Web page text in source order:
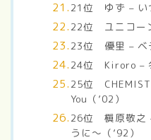
21位 ゆず – い
22位 ユニコー
23位 優里 – ベ
24位 Kiroro –
25位
You（’02）
26位 槇原敬之
うに～（’92）